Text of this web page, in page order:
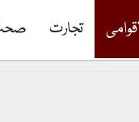
تجارت